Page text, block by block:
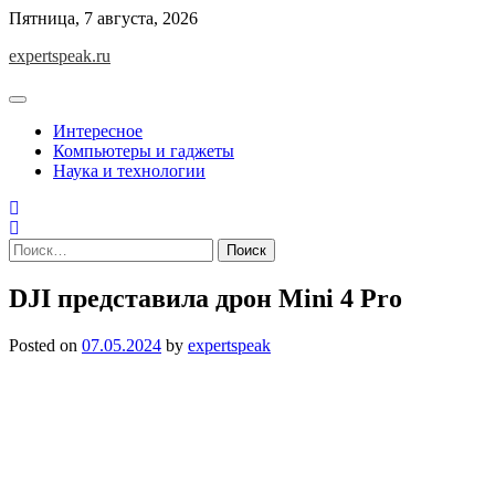
Skip
content
Пятница, 7 августа, 2026
expertspeak.ru
Интересное
Компьютеры и гаджеты
Наука и технологии
Найти:
DJI представила дрон Mini 4 Pro
Posted on 07.05.2024 by expertspeak